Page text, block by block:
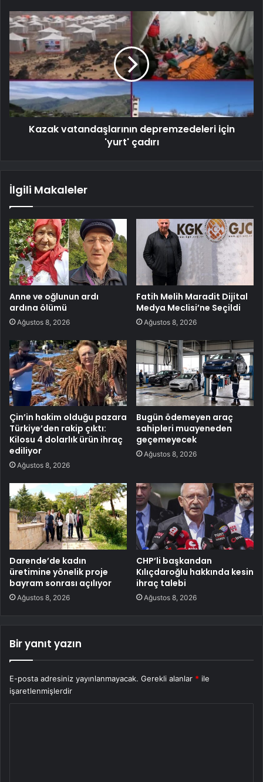
Kazak vatandaşlarının depremzedeleri için
'yurt' çadırı
İlgili Makaleler
Anne ve oğlunun ardı
ardına ölümü
Ağustos 8, 2026
Fatih Melih Maradit Dijital
Medya Meclisi’ne Seçildi
Ağustos 8, 2026
Çin’in hakim olduğu pazara
Türkiye’den rakip çıktı:
Kilosu 4 dolarlık ürün ihraç
ediliyor
Ağustos 8, 2026
Bugün ödemeyen araç
sahipleri muayeneden
geçemeyecek
Ağustos 8, 2026
Darende’de kadın
üretimine yönelik proje
bayram sonrası açılıyor
Ağustos 8, 2026
CHP’li başkandan
Kılıçdaroğlu hakkında kesin
ihraç talebi
Ağustos 8, 2026
Bir yanıt yazın
E-posta adresiniz yayınlanmayacak. Gerekli alanlar * ile
işaretlenmişlerdir